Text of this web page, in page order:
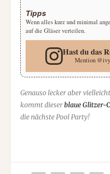
Tipps
Wenn alles kurz und minimal
auf die Gläser verteilen.
Hast du das
Mention
Genauso lecker aber
kommt dieserblaue Glitzer-
die nächste Pool Party!